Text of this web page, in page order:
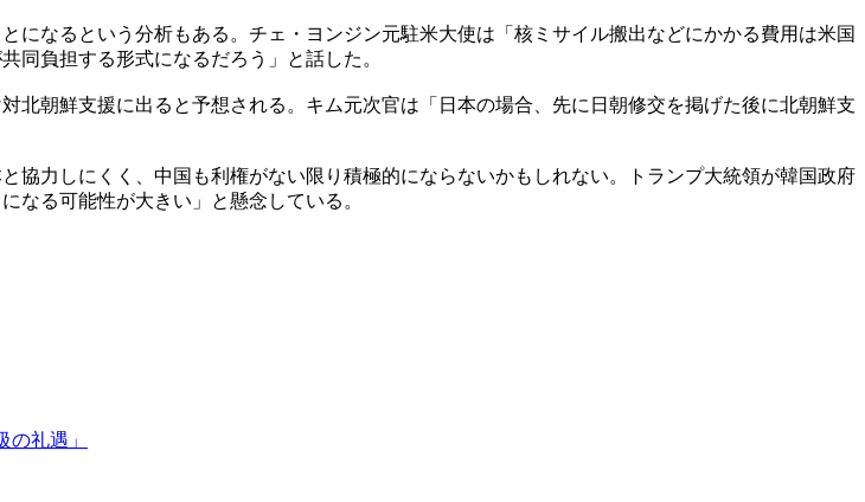
なるという分析もある。チェ・ヨンジン元駐米大使は「核ミサイル搬出などにかかる費用は米国
同負担する形式になるだろう」と話した。
北朝鮮支援に出ると予想される。キム元次官は「日本の場合、先に日朝修交を掲げた後に北朝鮮支
協力しにくく、中国も利権がない限り積極的にならないかもしれない。トランプ大統領が韓国政府
なる可能性が大きい」と懸念している。
礼遇」